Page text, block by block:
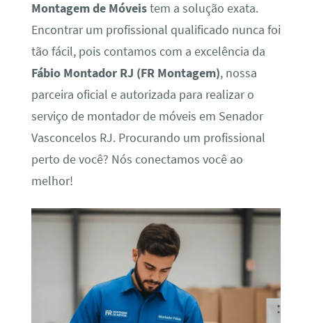
Montagem de Móveistem a solução exata.
Encontrar um profissional qualificado nunca foi
tão fácil, pois contamos com a excelência da
Fábio Montador RJ (FR Montagem), nossa
parceira oficial e autorizada para realizar o
serviço de montador de móveis em Senador
Vasconcelos RJ. Procurando um profissional
perto de você? Nós conectamos você ao
melhor!